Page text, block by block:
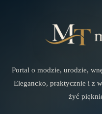
Portal o modzie, urodzie,
Elegancko, praktycznie i z
żyć